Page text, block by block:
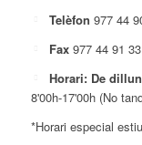
Telèfon 977 44
Fax 977 44 91 33
Horari: De
8'00h-17'00h (No
*Horari especial